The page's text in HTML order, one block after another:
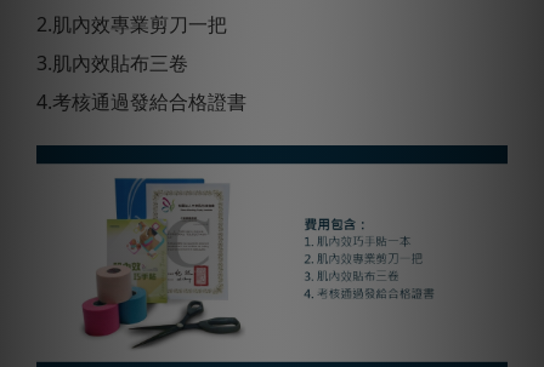
2.肌內效專業剪刀一把
3.肌內效貼布三卷
4.考核通過發給合格證書